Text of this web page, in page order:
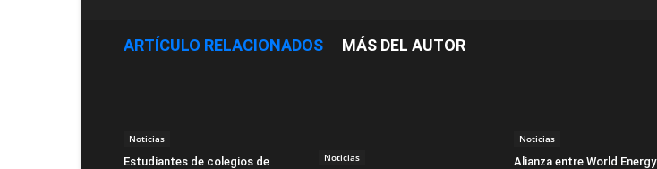
ARTÍCULO RELACIONADOS MÁS DEL AUTOR
Noticias
Estudiantes de colegios de
Noticias
Noticias
Alianza entre World Energy